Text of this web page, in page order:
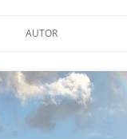
AUTOR